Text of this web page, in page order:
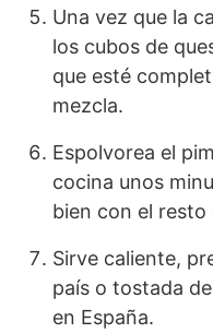
Una vez que la
los cubos de
que esté
mezcla.
Espolvorea el
cocina unos
bien con el resto
Sirve caliente,
país o tostada
en España.